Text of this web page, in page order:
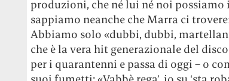
produzioni, che né lui né noi possiamo
sappiamo neanche che Marra ci
Abbiamo solo «dubbi, dubbi,
che è la vera hit generazionale del
per i quarantenni e passa di oggi – o